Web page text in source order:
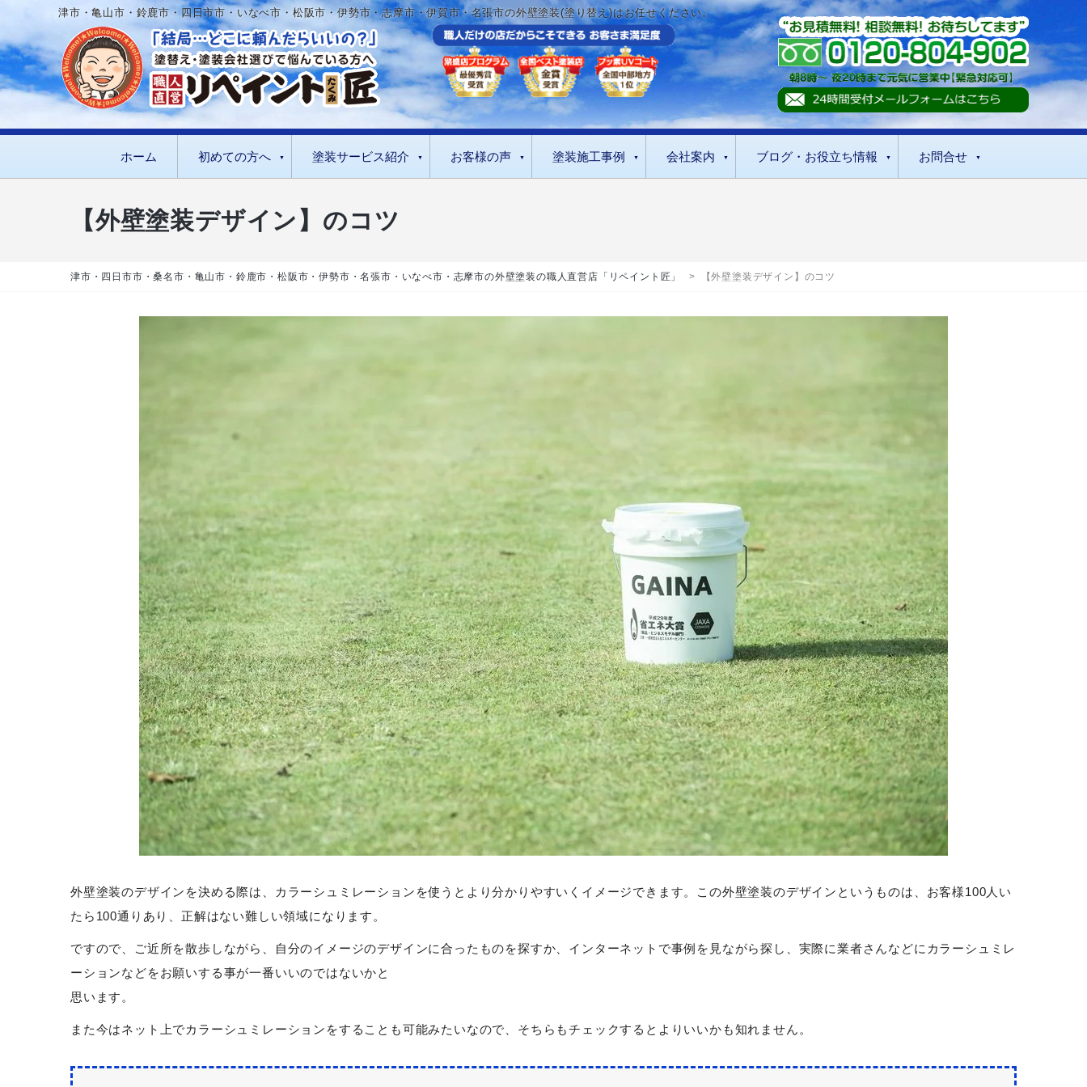
津市・亀山市・鈴鹿市・四日市市・いなべ市・松阪市・伊勢市・志摩市・伊賀市・名張市の外壁塗装(塗り替え)はお任せください。
ホーム 初めての方へ 塗装サービス紹介 お客様の声 塗装施工事例 会社案内 ブログ・お役立ち情報 お問合せ
【外壁塗装デザイン】のコツ
津市・四日市市・桑名市・亀山市・鈴鹿市・松阪市・伊勢市・名張市・いなべ市・志摩市の外壁塗装の職人直営店「リペイント匠」 > 【外壁塗装デザイン】のコツ
外壁塗装のデザインを決める際は、カラーシュミレーションを使うとより分かりやすいくイメージできます。この外壁塗装のデザインというものは、お客様100人い
たら100通りあり、正解はない難しい領域になります。
ですので、ご近所を散歩しながら、自分のイメージのデザインに合ったものを探すか、インターネットで事例を見ながら探し、実際に業者さんなどにカラーシュミレ
ーションなどをお願いする事が一番いいのではないかと
思います。
また今はネット上でカラーシュミレーションをすることも可能みたいなので、そちらもチェックするとよりいいかも知れません。